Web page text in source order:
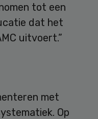
tot een
dat het
uitvoert.”
met
Op